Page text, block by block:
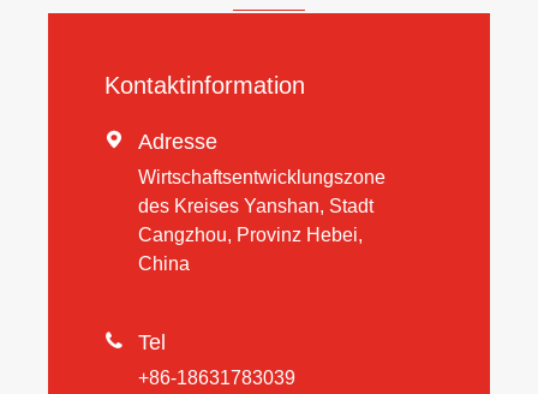
Kontaktinformation
 Adresse
Wirtschaftsentwicklungszone
des Kreises Yanshan, Stadt
Cangzhou, Provinz Hebei,
China
 Tel
+86-18631783039